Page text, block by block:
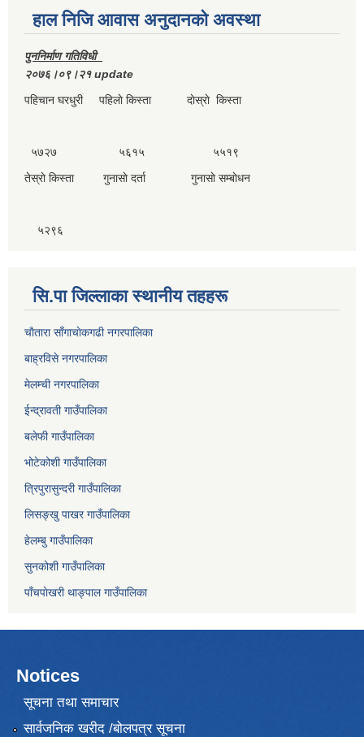
हाल निजि आवास अनुदानकाे अवस्था
पुननिर्माण गतिविधी
२०७६।०९।२१ update
पहिचान घरधुरी पहिलाे किस्ता दाेस्राे किस्ता
५७२७ ५६१५ ५५१९
तेस्राे किस्ता गुनासाे दर्ता गुनासाे सम्बाेधन
५२९६
सि.पा जिल्लाका स्थानीय तहहरू
चाैतारा साँगाचाेकगढी नगरपालिका
बाह्रविसे नगरपालिका
मेलम्ची नगरपालिका
ईन्द्रावती गाउँपालिका
बलेफी गाउँपालिका
भोटेकोशी गाउँपालिका
त्रिपुरासुन्दरी गाउँपालिका
लिसङ्खु पाखर गाउँपालिका
हेलम्बु गाउँपालिका
सुनकोशी गाउँपालिका
पाँचपाेखरी थाङ्पाल गाउँपालिका
Notices
सूचना तथा समाचार
सार्वजनिक खरीद /बोलपत्र सूचना